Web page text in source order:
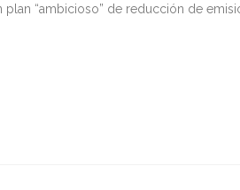
plan “ambicioso” de reducción de